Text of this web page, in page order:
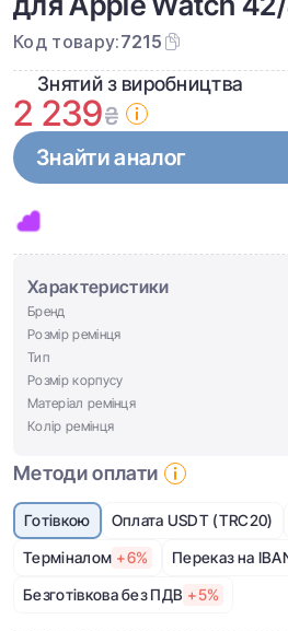
Код товару:7215
Знятий з виробництва
2 239₴
Знайти аналог
Характеристики
Бренд
Розмір ремінця
Тип
Розмір корпусу
Матеріал ремінця
Колір ремінця
Методи оплати
Готівкою Оплата USDT (TRC20)
Терміналом +6% Переказ на
Безготівкова без ПДВ +5%